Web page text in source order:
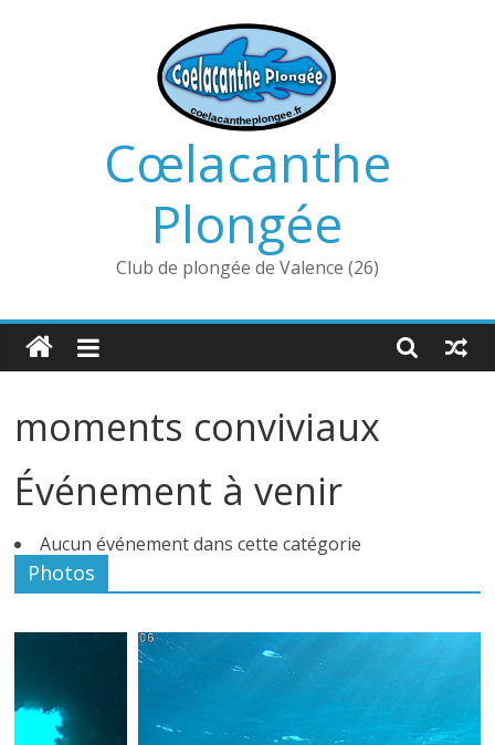
Cœlacanthe
Plongée
Club de plongée de Valence (26)
moments conviviaux
Événement à venir
Aucun événement dans cette catégorie
Photos